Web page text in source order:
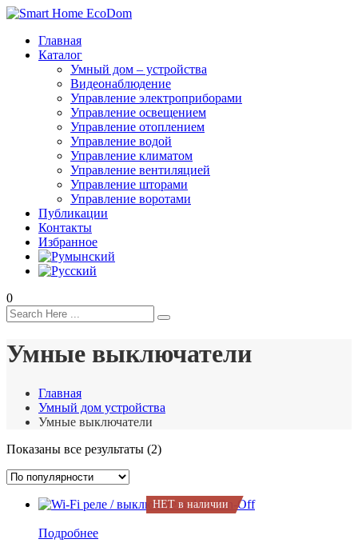
Главная
Каталог
Умный дом – устройства
Видеонаблюдение
Управление электроприборами
Управление освещением
Управление отоплением
Управление водой
Управление климатом
Управление вентиляцией
Управление шторами
Управление воротами
Публикации
Контакты
Избранное
0
Умные выключатели
Главная
Умный дом устройства
Умные выключатели
Показаны все результаты (2)Сортировка:
НЕТ в наличии
Подробнее